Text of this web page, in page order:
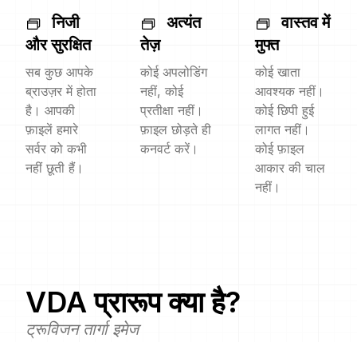
निजी
और सुरक्षित
सब कुछ आपके
ब्राउज़र में होता
है। आपकी
फ़ाइलें हमारे
सर्वर को कभी
नहीं छूती हैं।
अत्यंत
तेज़
कोई अपलोडिंग
नहीं, कोई
प्रतीक्षा नहीं।
फ़ाइल छोड़ते ही
कनवर्ट करें।
वास्तव में
मुफ्त
कोई खाता
आवश्यक नहीं।
कोई छिपी हुई
लागत नहीं।
कोई फ़ाइल
आकार की चाल
नहीं।
VDAप्रारूप क्या है?
ट्रूविजन तार्गा इमेज